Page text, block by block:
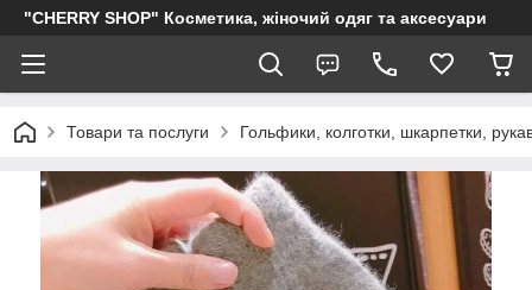
"CHERRY SHOP" Косметика, жіночий одяг та аксесуари
Товари та послуги Гольфики, колготки, шкарпетки,